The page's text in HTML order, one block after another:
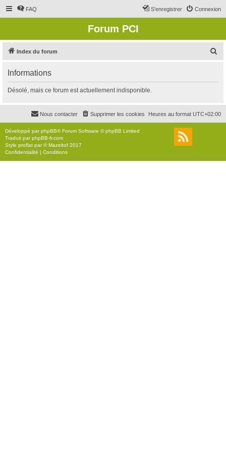
FAQ Connexion
S’enregistrer
Forum PCI
Index du forum
r
c
r
Informations
Désolé, mais ce forum est actuellement indisponible.
Heures au format UTC+02:00
Supprimer les cookies
Nous contacter
Développé parphpBB® Forum Software © phpBB Limited
Traduit parphpBB-fr.com
Style proflat par ©Mazeltof 2017
Confidentialité | Conditions